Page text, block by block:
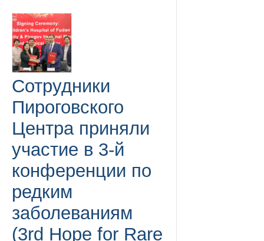
Сотрудники
Пироговского
Центра приняли
участие в 3-й
конференции по
редким
заболеваниям
(3rd Hope for Rare